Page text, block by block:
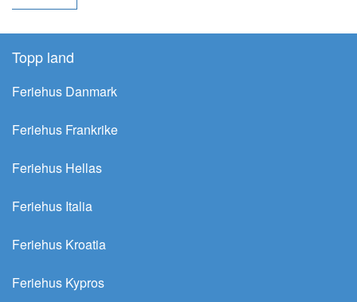
Topp land
Feriehus Danmark
Feriehus Frankrike
Feriehus Hellas
Feriehus Italia
Feriehus Kroatia
Feriehus Kypros